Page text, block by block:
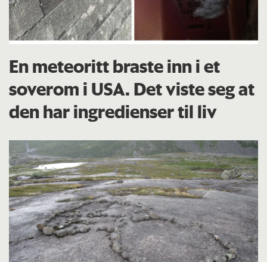
En meteoritt braste inn i et
soverom i USA. Det viste seg at
den har ingredienser til liv